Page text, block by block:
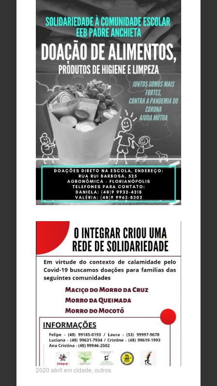
2020 abril em cidade outros.